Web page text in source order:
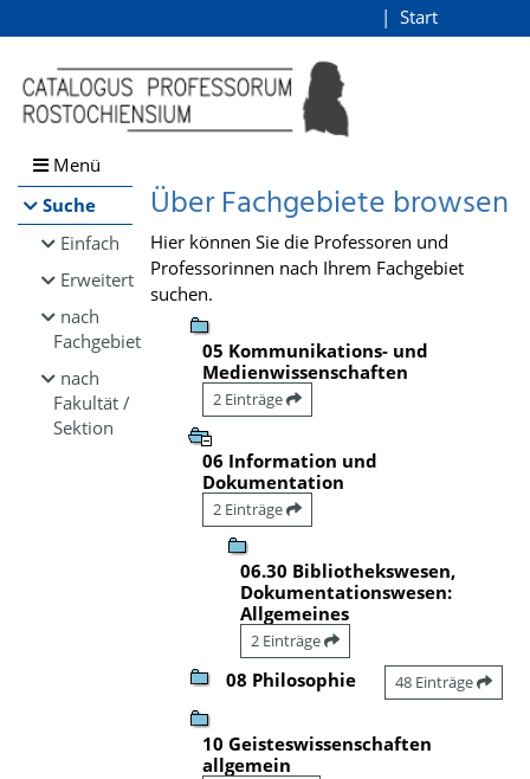
Browsen
direkt zum Inhalt
Start
Menü
Suche
Einfach
Erweitert
nach
Fachgebiet
nach
Fakultät /
Sektion
Über Fachgebiete browsen
Hier können Sie die Professoren und
Professorinnen nach Ihrem Fachgebiet
suchen.
05 Kommunikations- und
Medienwissenschaften
2 Einträge
06 Information und
Dokumentation
2 Einträge
06.30 Bibliothekswesen,
Dokumentationswesen:
Allgemeines
2 Einträge
08 Philosophie 48 Einträge
10 Geisteswissenschaften
allgemein